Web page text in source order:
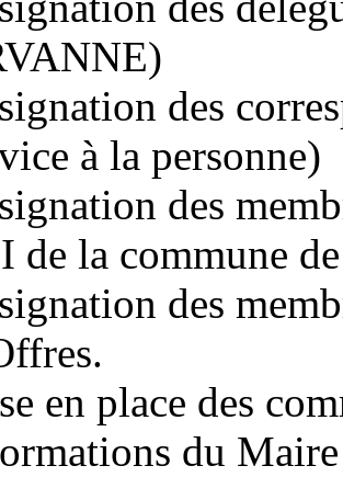
des
à la personne)
des
de la commune
des
en place des
du